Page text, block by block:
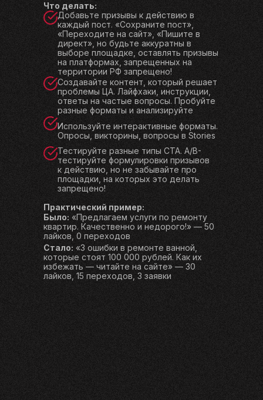
Что делать:
Добавьте призывы к действию в
каждый пост. «Сохраните пост»,
«Переходите на сайт», «Пишите в
директ», но будьте аккуратны в
выборе площадке, оставлять призывы
на платформах, запрещенных на
территории РФ запрещено!
Создавайте контент, который решает
проблемы ЦА. Лайфхаки, инструкции,
ответы на частые вопросы. Пробуйте
разные форматы и анализируйте
Используйте интерактивные форматы.
Опросы, викторины, вопросы в Stories
Тестируйте разные типы CTA. A/B-
тестируйте формулировки призывов
к действию, но не забывайте про
площадки, на которых это делать
запрещено!
Практический пример:
Было: «Предлагаем услуги по ремонту
квартир. Качественно и недорого!» — 50
лайков, 0 переходов
Стало: «3 ошибки в ремонте ванной,
которые стоят 100 000 рублей. Как их
избежать — читайте на сайте» — 30
лайков, 15 переходов, 3 заявки